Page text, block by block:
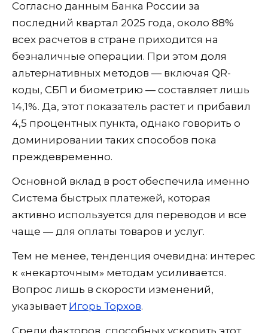
Согласно данным Банка России за
последний квартал 2025 года, около 88%
всех расчетов в стране приходится на
безналичные операции. При этом доля
альтернативных методов — включая QR-
коды, СБП и биометрию — составляет лишь
14,1%. Да, этот показатель растет и прибавил
4,5 процентных пункта, однако говорить о
доминировании таких способов пока
преждевременно.
Основной вклад в рост обеспечила именно
Система быстрых платежей, которая
активно используется для переводов и все
чаще — для оплаты товаров и услуг.
Тем не менее, тенденция очевидна: интерес
к «некарточным» методам усиливается.
Вопрос лишь в скорости изменений,
указывает Игорь Торхов.